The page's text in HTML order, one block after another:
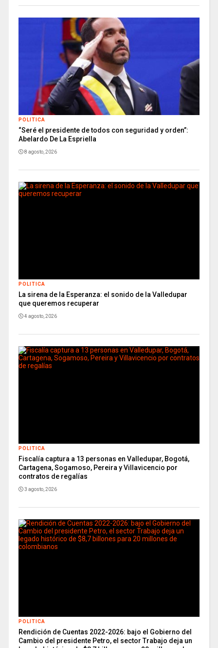
POLITICA
“Seré el presidente de todos con seguridad y orden”:
Abelardo De La Espriella
8 agosto, 2026
POLITICA
La sirena de la Esperanza: el sonido de la Valledupar
que queremos recuperar
4 agosto, 2026
POLITICA
Fiscalía captura a 13 personas en Valledupar, Bogotá,
Cartagena, Sogamoso, Pereira y Villavicencio por
contratos de regalías
3 agosto, 2026
POLITICA
Rendición de Cuentas 2022-2026: bajo el Gobierno del
Cambio del presidente Petro, el sector Trabajo deja un